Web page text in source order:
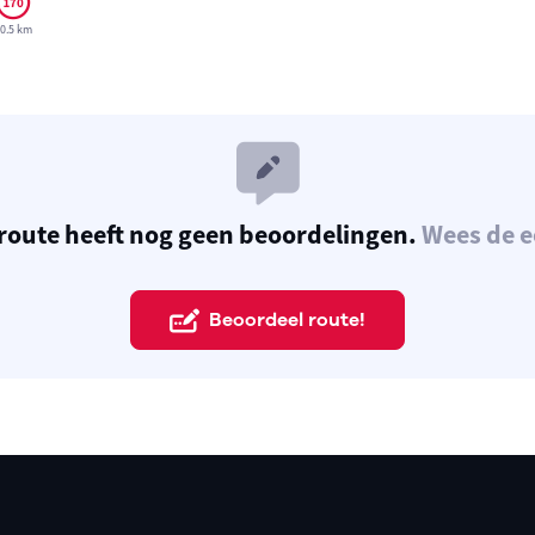
km
heeft nog geen beoordelingen.Wees de
Beoordeel route!